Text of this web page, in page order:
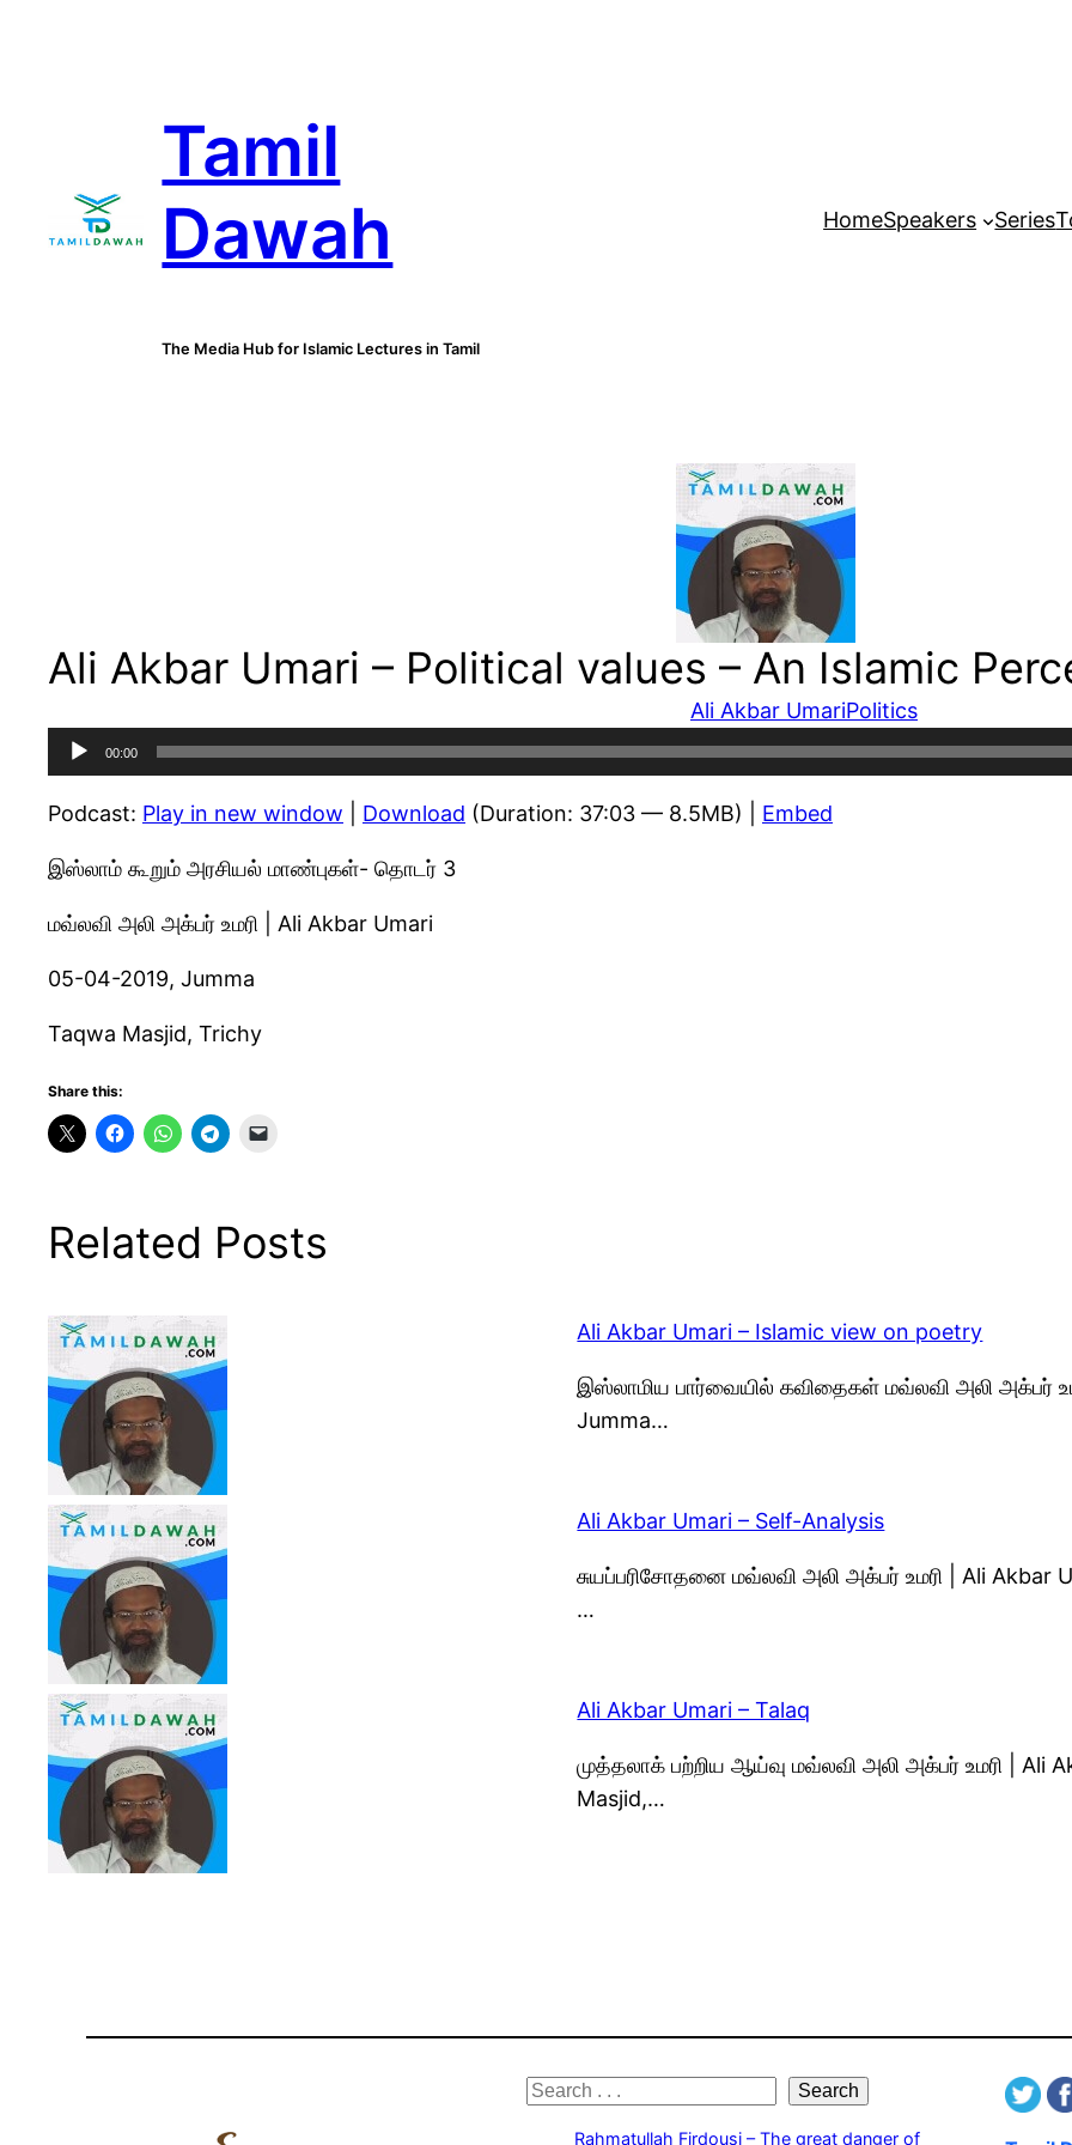
Tamil
Dawah
The Media Hub for Islamic Lectures in Tamil
HomeSpeakers Series
Ali Akbar Umari – Political values – An Islamic
Ali Akbar UmariPolitics
Audio
Player
00:00
Podcast: Play in new window Download (Duration: 37:03 — 8.5MB) | Embed
இஸ்லாம் கூறும் அரசியல் மாண்புகள்- தொடர் 3
மவ்லவி அலி அக்பர் உமரி | Ali Akbar Umari
05-04-2019, Jumma
Taqwa Masjid, Trichy
Share this:
Related Posts
Ali Akbar Umari – Islamic view on poetry
இஸ்லாமிய பார்வையில் கவிதைகள் மவ்லவி அலி அக்பர்
Jumma…
Ali Akbar Umari – Self-Analysis
சுயப்பரிசோதனை மவ்லவி அலி அக்பர் உமரி | Ali Akbar
…
Ali Akbar Umari – Talaq
முத்தலாக் பற்றிய ஆய்வு மவ்லவி அலி அக்பர் உமரி | Ali
Masjid,…
S
Search
Rahmatullah Firdousi – The great danger of